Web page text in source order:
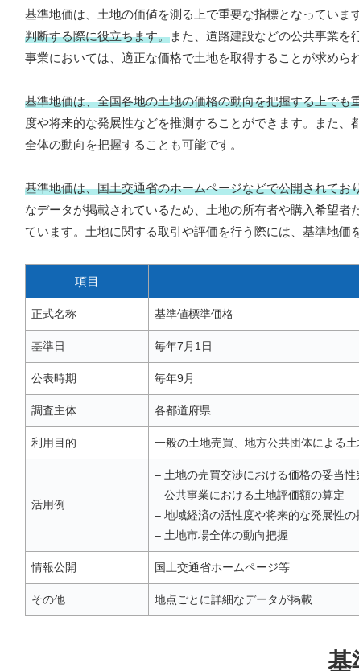
基準地価は、土地の価値を測る上で重要な指標となっていま
判断する際に役立ちます。また、道路建設などの公共事業
事業においては、適正な価格で土地を取得することが求めら
基準地価は、全国各地の土地の価格の動向を把握する上でも
度や将来的な発展性などを推測することができます。また
全体の動向を把握することも可能です。
基準地価は、国土交通省のホームページなどで公開されてお
なデータが掲載されているため、土地の所有者や購入希望
ています。土地に関する取引や評価を行う際には、基準地価
項目
正式名称 基準値標準価格
基準日 毎年7月1日
公表時期 毎年9月
調査主体 各都道府県
利用目的 一般の土地売買、地方公共団体による
活用例
– 土地の売買交渉における価格の妥当性
– 公共事業における土地評価額の算定
– 地域経済の活性度や将来的な発展性の
– 土地市場全体の動向把握
情報公開 国土交通省ホームページ等
その他 地点ごとに詳細なデータが掲載
基